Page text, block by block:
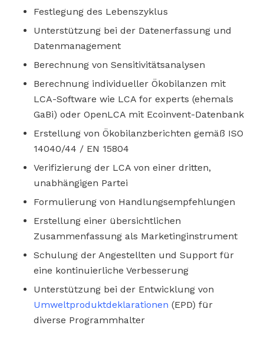
Festlegung des Lebenszyklus
Unterstützung bei der Datenerfassung und
Datenmanagement
Berechnung von Sensitivitätsanalysen
Berechnung individueller Ökobilanzen mit
LCA-Software wie LCA for experts (ehemals
GaBi) oder OpenLCA mit Ecoinvent-Datenbank
Erstellung von Ökobilanzberichten gemäß ISO
14040/44 / EN 15804
Verifizierung der LCA von einer dritten,
unabhängigen Partei
Formulierung von Handlungsempfehlungen
Erstellung einer übersichtlichen
Zusammenfassung als Marketinginstrument
Schulung der Angestellten und Support für
eine kontinuierliche Verbesserung
Unterstützung bei der Entwicklung von
Umweltproduktdeklarationen (EPD) für
diverse Programmhalter